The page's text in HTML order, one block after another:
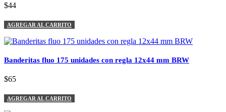
$44
AGREGAR AL CARRITO
Banderitas fluo 175 unidades con regla 12x44 mm BRW
$65
AGREGAR AL CARRITO